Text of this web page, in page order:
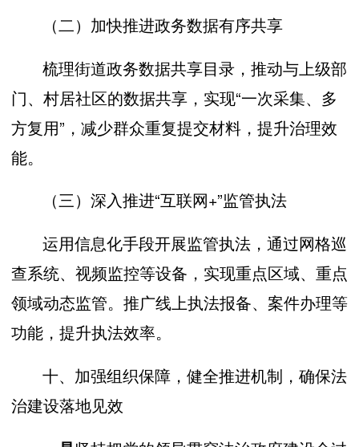
（二）加快推进政务数据有序共享
梳理街道政务数据共享目录，推动与上级部
门、村居社区的数据共享，实现“一次采集、多
方复用”，减少群众重复提交材料，提升治理效
能。
（三）深入推进“互联网+”监管执法
运用信息化手段开展监管执法，通过网格巡
查系统、视频监控等设备，实现重点区域、重点
领域动态监管。推广线上执法报备、案件办理等
功能，提升执法效率。
十、加强组织保障，健全推进机制，确保法
治建设落地见效